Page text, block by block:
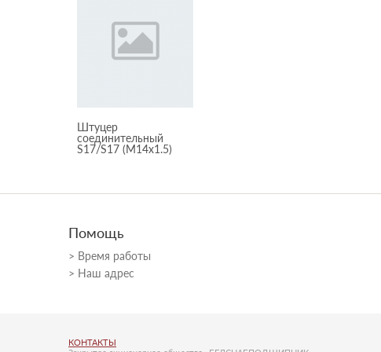
Штуцер
соединительный
S17/S17 (M14x1.5)
Помощь
Время работы
Наш адрес
КОНТАКТЫ